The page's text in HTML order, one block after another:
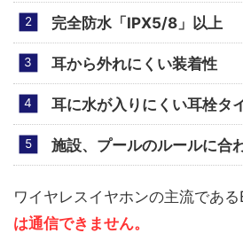
完全防水「IPX5/8」以上
耳から外れにくい装着性
耳に水が入りにくい耳栓タ
施設、プールのルールに合
ワイヤレスイヤホンの主流である
は通信できません。